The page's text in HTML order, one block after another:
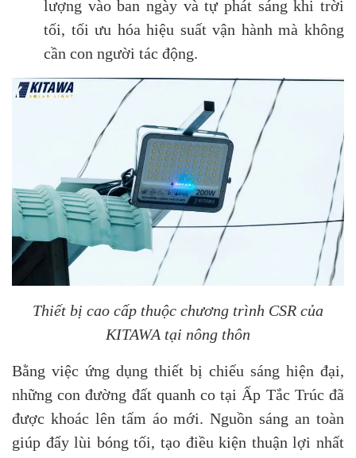
lượng vào ban ngày và tự phát sáng khi trời
tối, tối ưu hóa hiệu suất vận hành mà không
cần con người tác động.
Thiết bị cao cấp thuộc chương trình CSR của
KITAWA tại nông thôn
Bằng việc ứng dụng thiết bị chiếu sáng hiện đại,
những con đường đất quanh co tại Ấp Tắc Trúc đã
được khoác lên tấm áo mới. Nguồn sáng an toàn
giúp đẩy lùi bóng tối, tạo điều kiện thuận lợi nhất